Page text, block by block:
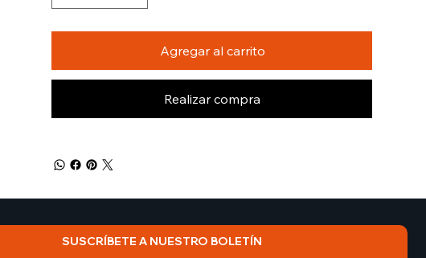
Agregar al carrito
Realizar compra
SUSCRÍBETE A NUESTRO BOLETÍN